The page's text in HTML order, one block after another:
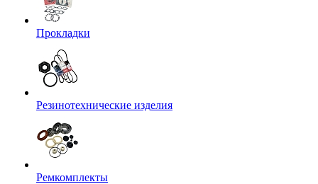
Прокладки
Резинотехнические изделия
Ремкомплекты